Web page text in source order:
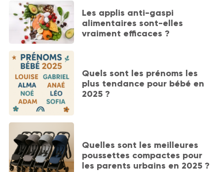
Les applis anti-gaspi
alimentaires sont-elles
vraiment efficaces ?
Quels sont les prénoms les
plus tendance pour bébé en
2025 ?
Quelles sont les meilleures
poussettes compactes pour
les parents urbains en 2025 ?